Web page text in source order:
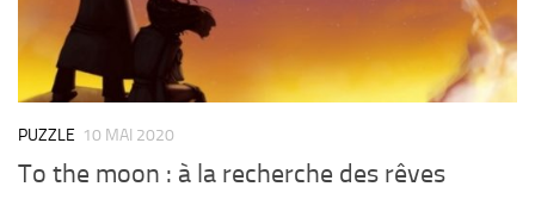
PUZZLE 10 MAI 2020
To the moon : à la recherche des rêves